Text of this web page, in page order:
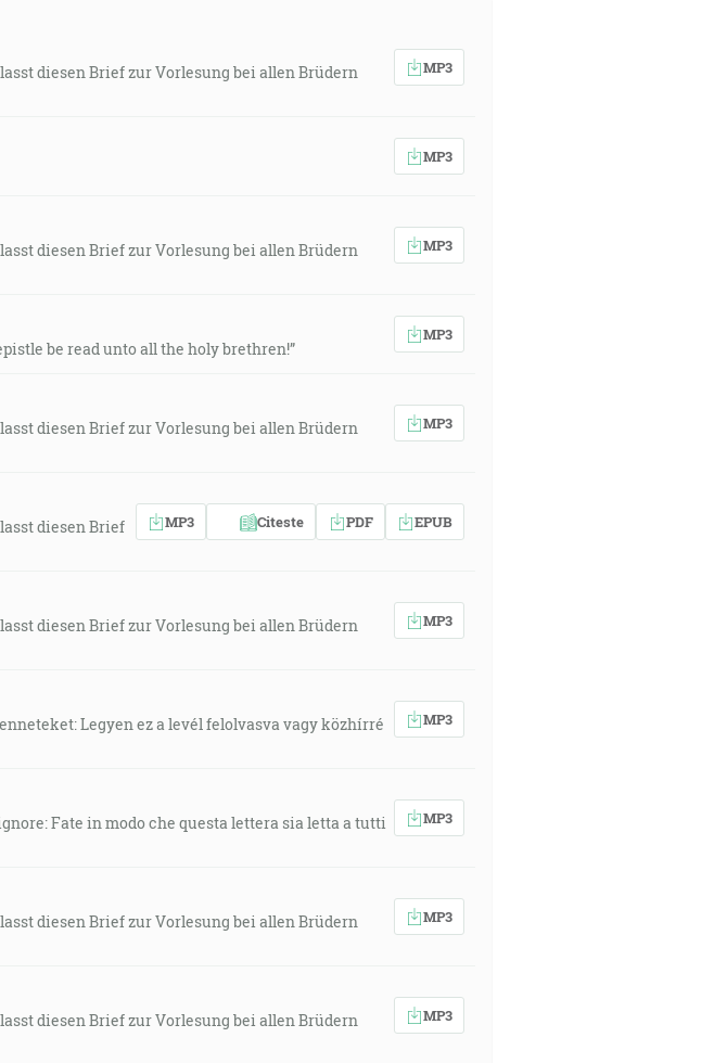
diesen Brief zur Vorlesung bei allen Brüdern
MP3
MP3
diesen Brief zur Vorlesung bei allen Brüdern
MP3
be read unto all the holy brethren!”
MP3
diesen Brief zur Vorlesung bei allen Brüdern
MP3
diesen Brief
MP3 Citeste PDF EPUB
diesen Brief zur Vorlesung bei allen Brüdern
MP3
Legyen ez a levél felolvasva vagy közhírré
MP3
Fate in modo che questa lettera sia letta a tutti
MP3
diesen Brief zur Vorlesung bei allen Brüdern
MP3
diesen Brief zur Vorlesung bei allen Brüdern
MP3